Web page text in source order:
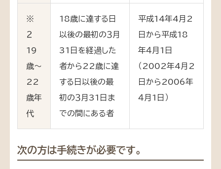
※
２
19
歳～
22
歳年
代
18歳に達する日
以後の最初の３月
31日を経過した
者から22歳に達
する日以後の最
初の３月31日ま
での間にある者
平成14年4月2
日から平成18
年４月1日
（2002年4月2
日から2006年
４月1日）
次の方は手続きが必要です。